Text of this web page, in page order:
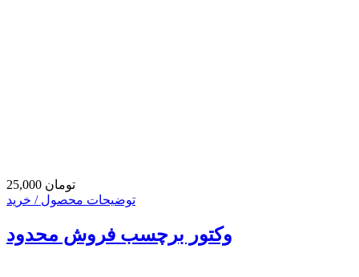
25,000 تومان
توضیحات محصول / خرید
وکتور برچسب فروش محدود